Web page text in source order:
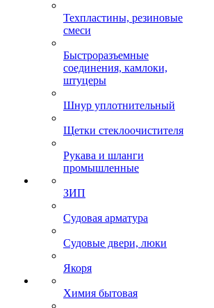
Техпластины, резиновые
смеси
Быстроразъемные
соединения, камлоки,
штуцеры
Шнур уплотнительный
Щетки стеклоочистителя
Рукава и шланги
промышленные
ЗИП
Судовая арматура
Судовые двери, люки
Якоря
Химия бытовая